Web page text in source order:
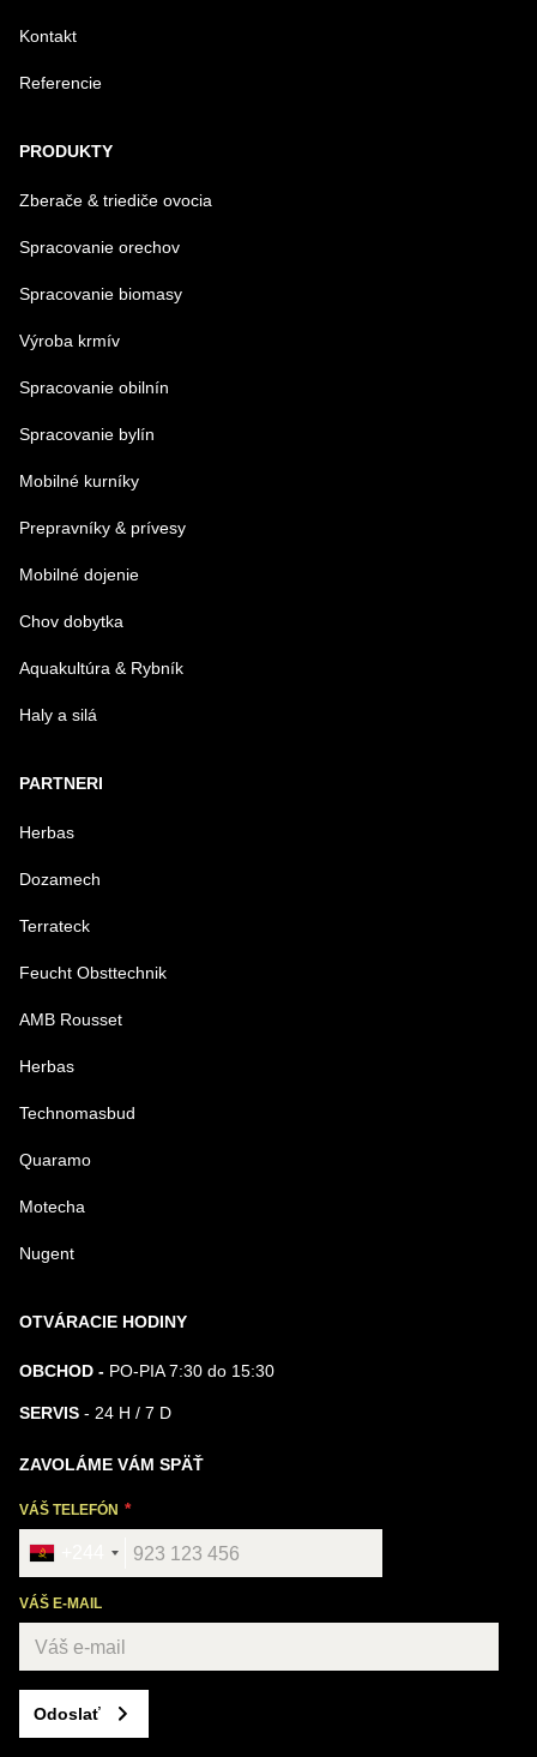
Odoslať
Kontakt
Referencie
PRODUKTY
Zberače & triediče ovocia
Spracovanie orechov
Spracovanie biomasy
Výroba krmív
Spracovanie obilnín
Spracovanie bylín
Mobilné kurníky
Prepravníky & prívesy
Mobilné dojenie
Chov dobytka
Aquakultúra & Rybník
Haly a silá
PARTNERI
Herbas
Dozamech
Terrateck
Feucht Obsttechnik
AMB Rousset
Herbas
Technomasbud
Quaramo
Motecha
Nugent
OTVÁRACIE HODINY
OBCHOD - PO-PIA 7:30 do 15:30
SERVIS - 24 H / 7 D
ZAVOLÁME VÁM SPÄŤ
VÁŠ TELEFÓN
VÁŠ E-MAIL
Odoslať